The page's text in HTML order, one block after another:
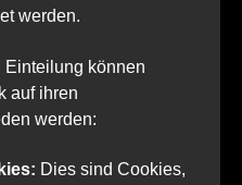
werden.
Einteilung können
auf ihren
werden:
Dies sind Cookies,